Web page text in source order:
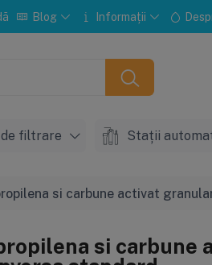
Blog Informații
filtrare Stații
si carbune activat
si carbune